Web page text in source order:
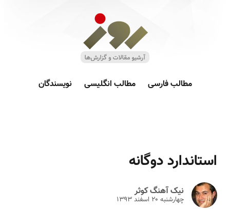
مطالب فارسی مطالب انگلیسی نویسندگان
استاندارد دوگانه ‎
نیک آهنگ کوثر
چهارشنبه ۲۰ اسفند ۱۳۹۳